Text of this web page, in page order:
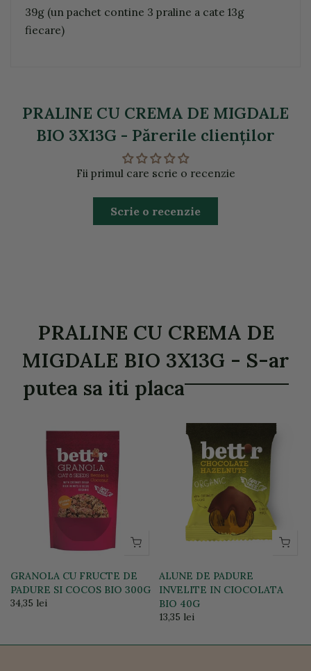
39g (un pachet contine 3 praline a cate 13g
fiecare)
PRALINE CU CREMA DE MIGDALE
BIO 3X13G - Părerile clienţilor
Fii primul care scrie o recenzie
Scrie o recenzie
PRALINE CU CREMA DE
MIGDALE BIO 3X13G - S-ar
putea sa iti placa
GRANOLA CU FRUCTE DE
PADURE SI COCOS BIO 300G
34,35 lei
ALUNE DE PADURE
INVELITE IN CIOCOLATA
BIO 40G
13,35 lei